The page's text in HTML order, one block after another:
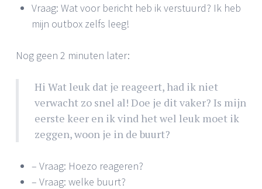
Vraag: Wat voor bericht heb ik verstuurd? Ik heb
mijn outbox zelfs leeg!
Nog geen 2 minuten later:
Hi Wat leuk dat je reageert, had ik niet
verwacht zo snel al! Doe je dit vaker? Is mijn
eerste keer en ik vind het wel leuk moet ik
zeggen, woon je in de buurt?
– Vraag: Hoezo reageren?
– Vraag: welke buurt?